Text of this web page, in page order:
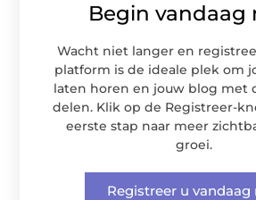
Begin vandaag
Wacht niet langer en
platform is de ideale plek om
laten horen en jouw blog met
delen. Klik op de Registreer-
eerste stap naar meer
groei.
Registreer u vandaag